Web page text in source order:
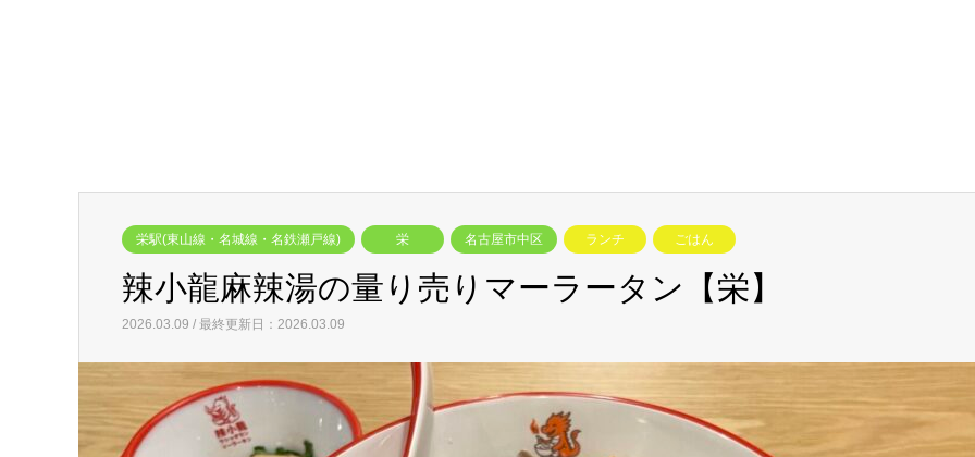
栄駅(東山線・名城線・名鉄瀬戸線) 栄 名古屋市中区 ランチ ごはん
辣小龍麻辣湯の量り売りマーラータン【栄】
2026.03.09 / 最終更新日：2026.03.09